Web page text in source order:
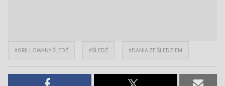
#GRILLOWANY ŚLEDŹ #ŚLEDŹ #DANIA ZE ŚLEDZIEM